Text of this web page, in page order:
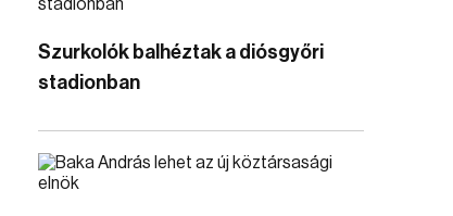
Szurkolók balhéztak a diósgyőri
stadionban